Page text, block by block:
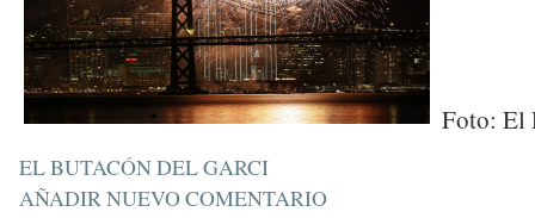
Foto: El
EL BUTACÓN DEL GARCI
AÑADIR NUEVO COMENTARIO